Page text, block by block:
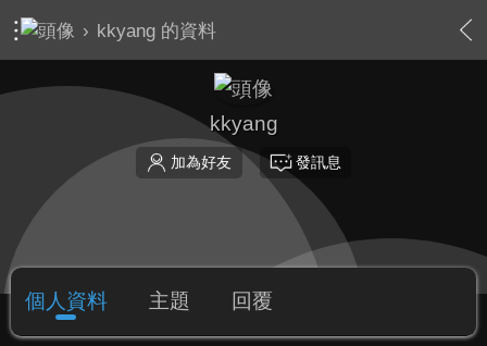
› kkyang 的資料
kkyang
加為好友 發訊息
個人資料 主題 回覆